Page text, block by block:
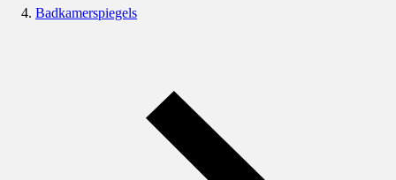
Badkamerspiegels